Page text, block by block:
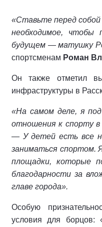
«Ставьте перед собой
необходимое, чтобы
будущем — матушку
спортсменам Роман
Он также отметил
инфраструктуры в
«На самом деле, я
отношения к спорту в
— У детей есть все
заниматься спортом.
площадки, которые
благодарности за
главе города».
Особую
условия для борцов: